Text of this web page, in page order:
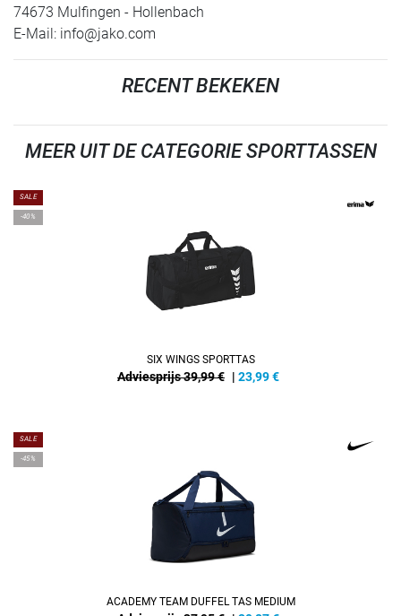
74673 Mulfingen - Hollenbach
E-Mail: info@jako.com
RECENT BEKEKEN
MEER UIT DE CATEGORIE SPORTTASSEN
SALE
-40%
SIX WINGS SPORTTAS
Adviesprijs 39,99 € | 23,99€
SALE
-45%
ACADEMY TEAM DUFFEL TAS MEDIUM